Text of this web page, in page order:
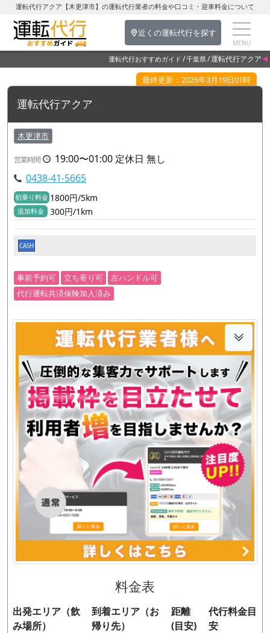
運転代行アクア【木更津市】の運転代行業者の料金や口コミ・迎車料金について
近くの運転代行を探す
運転代行おすすめガイド 千葉県 運転代行アクア
最終更新：2026年3月19日01時
運転代行アクア
木更津市
営業時間
19:00〜01:00 定休日 無し
0438-41-5665
初乗り料金 1800円/5km
追加料金 300円/1km
CASH
事前予約可 立ち寄り可
左ハンドル可
代行運転共済保険加入済み
料金表
出発エリア（飲
み場所）
到着エリア（お
帰り先）
距離
(目安)
代行料金目
安